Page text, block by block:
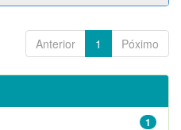
Anterior 1 Póximo
1